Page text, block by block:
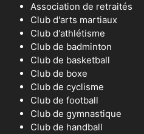
Association de retraités
Club d'arts martiaux
Club d'athlétisme
Club de badminton
Club de basketball
Club de boxe
Club de cyclisme
Club de football
Club de gymnastique
Club de handball